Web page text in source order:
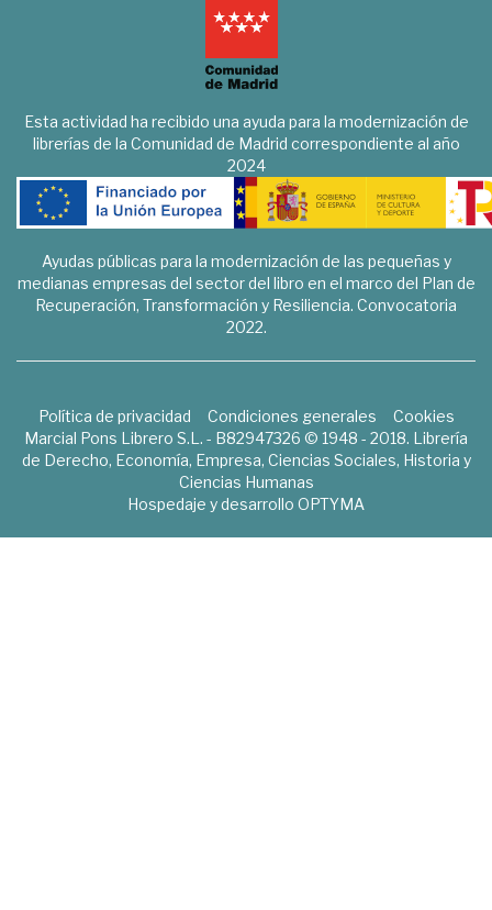
Esta actividad ha recibido una ayuda para la modernización de
librerías de la Comunidad de Madrid correspondiente al año
2024
Ayudas públicas para la modernización de las pequeñas y
medianas empresas del sector del libro en el marco del Plan de
Recuperación, Transformación y Resiliencia. Convocatoria
2022.
Política de privacidad Condiciones generales
Cookies
Marcial Pons Librero S.L. - B82947326 © 1948 - 2018. Librería
de Derecho, Economía, Empresa, Ciencias Sociales, Historia y
Ciencias Humanas
Hospedaje y desarrollo OPTYMA